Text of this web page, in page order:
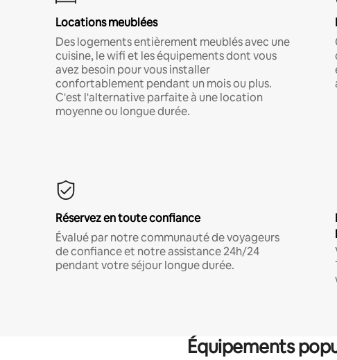
Locations meublées
Des logements entièrement meublés avec une
cuisine, le wifi et les équipements dont vous
avez besoin pour vous installer
confortablement pendant un mois ou plus.
C'est l'alternative parfaite à une location
moyenne ou longue durée.
Réservez en toute confiance
Évalué par notre communauté de voyageurs
de confiance et notre assistance 24h/24
pendant votre séjour longue durée.
Équipements